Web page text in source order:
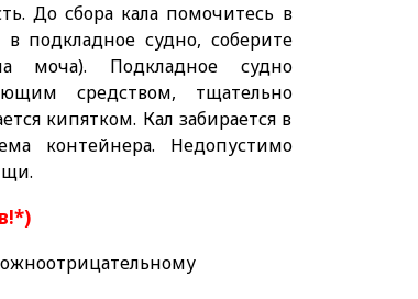
До сбора кала помочитесь в
подкладное судно, соберите
моча). Подкладное судно
средством, тщательно
кипятком. Кал забирается в
контейнера. Недопустимо